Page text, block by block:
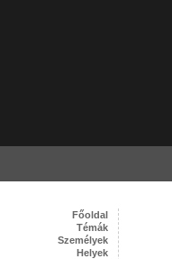
Főoldal
Témák
Személyek
Helyek